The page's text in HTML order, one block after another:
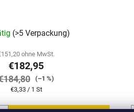
(>5 Verpackung)
ohne MwSt.
€182,95
(–1 %)
Verkaufspreis:
€3,33 / 1 St